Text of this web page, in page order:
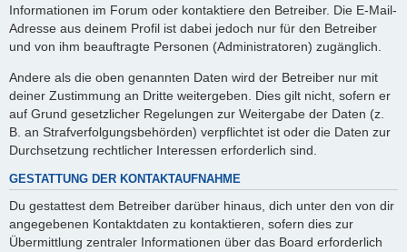
Informationen im Forum oder kontaktiere den Betreiber. Die E-Mail-
Adresse aus deinem Profil ist dabei jedoch nur für den Betreiber
und von ihm beauftragte Personen (Administratoren) zugänglich.
Andere als die oben genannten Daten wird der Betreiber nur mit
deiner Zustimmung an Dritte weitergeben. Dies gilt nicht, sofern er
auf Grund gesetzlicher Regelungen zur Weitergabe der Daten (z.
B. an Strafverfolgungsbehörden) verpflichtet ist oder die Daten zur
Durchsetzung rechtlicher Interessen erforderlich sind.
GESTATTUNG DER KONTAKTAUFNAHME
Du gestattest dem Betreiber darüber hinaus, dich unter den von dir
angegebenen Kontaktdaten zu kontaktieren, sofern dies zur
Übermittlung zentraler Informationen über das Board erforderlich